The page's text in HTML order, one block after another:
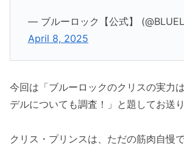
— ブルーロック【公式】
April 8, 2025
今回は「ブルーロックのクリスの実力
デルについても調査！」と題してお送
クリス・プリンスは、ただの筋肉自慢で